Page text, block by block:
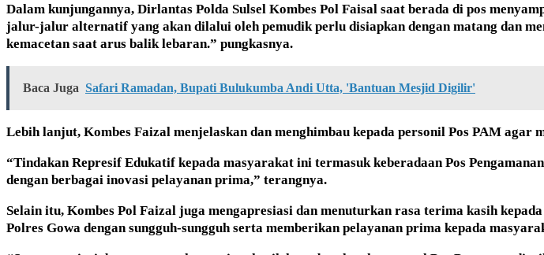
Dalam kunjungannya, Dirlantas Polda Sulsel Kombes Pol Faisal saat berada di pos
jalur-jalur alternatif yang akan dilalui oleh pemudik perlu disiapkan dengan matang dan
kemacetan saat arus balik lebaran.” pungkasnya.
Baca Juga Safari Ramadan, Bupati Bulukumba Andi Utta, 'Bantuan Mesjid Digilir'
Lebih lanjut, Kombes Faizal menjelaskan dan menghimbau kepada personil Pos PAM
“Tindakan Represif Edukatif kepada masyarakat ini termasuk keberadaan Pos
dengan berbagai inovasi pelayanan prima,” terangnya.
Selain itu, Kombes Pol Faizal juga mengapresiasi dan menuturkan rasa terima kasih
Polres Gowa dengan sungguh-sungguh serta memberikan pelayanan prima kepada